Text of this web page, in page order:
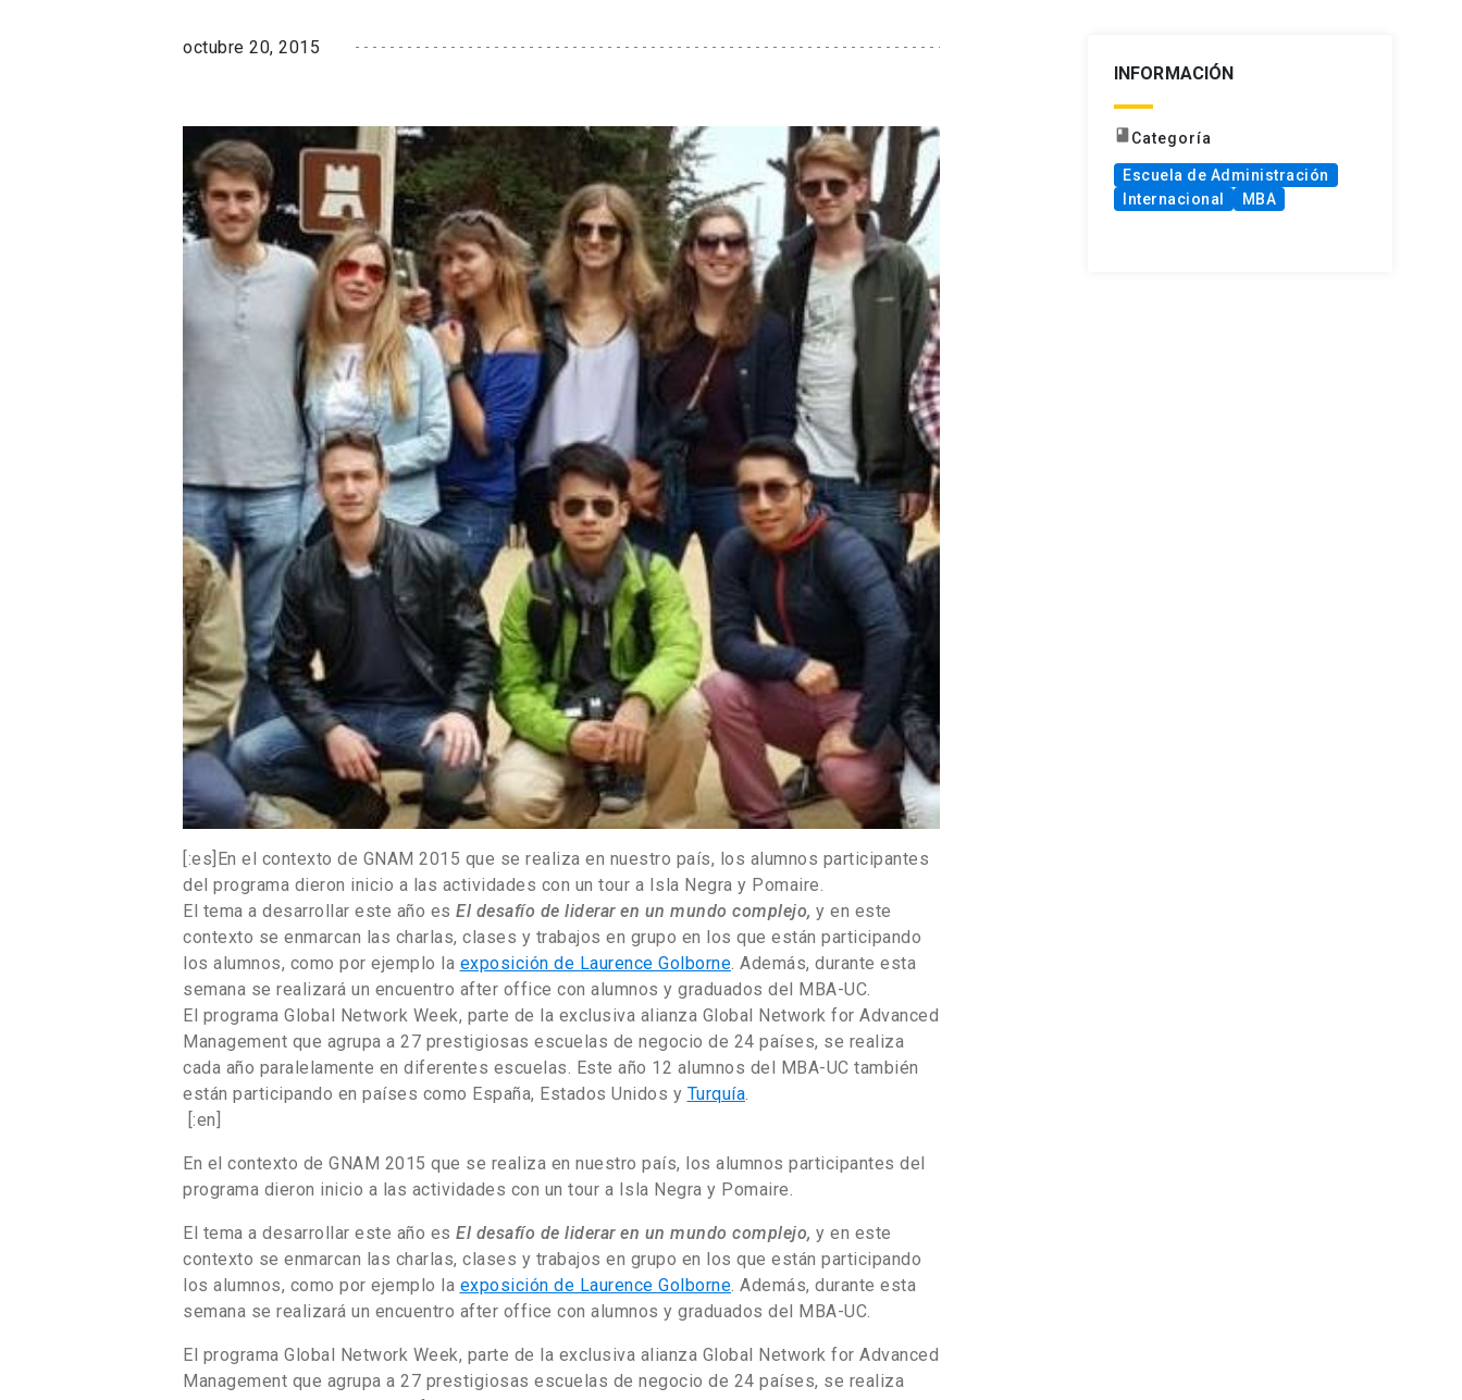
octubre 20, 2015
[:es]En el contexto de GNAM 2015 que se realiza en nuestro país, los alumnos participantes
del programa dieron inicio a las actividades con un tour a Isla Negra y Pomaire.
El tema a desarrollar este año es El desafío de liderar en un mundo complejo, y en este
contexto se enmarcan las charlas, clases y trabajos en grupo en los que están participando
los alumnos, como por ejemplo la exposición de Laurence Golborne . Además, durante esta
semana se realizará un encuentro after office con alumnos y graduados del MBA-UC.
El programa Global Network Week, parte de la exclusiva alianza Global Network for Advanced
Management que agrupa a 27 prestigiosas escuelas de negocio de 24 países, se realiza
cada año paralelamente en diferentes escuelas. Este año 12 alumnos del MBA-UC también
están participando en países como España, Estados Unidos y Turquía
[:en]
En el contexto de GNAM 2015 que se realiza en nuestro país, los alumnos participantes del
programa dieron inicio a las actividades con un tour a Isla Negra y Pomaire.
El tema a desarrollar este año es El desafío de liderar en un mundo complejo, y en este
contexto se enmarcan las charlas, clases y trabajos en grupo en los que están participando
los alumnos, como por ejemplo la exposición de Laurence Golborne . Además, durante esta
semana se realizará un encuentro after office con alumnos y graduados del MBA-UC.
El programa Global Network Week, parte de la exclusiva alianza Global Network for Advanced
Management que agrupa a 27 prestigiosas escuelas de negocio de 24 países, se realiza
INFORMACIÓN
bookCategoría
Escuela de Administración
Internacional
MBA